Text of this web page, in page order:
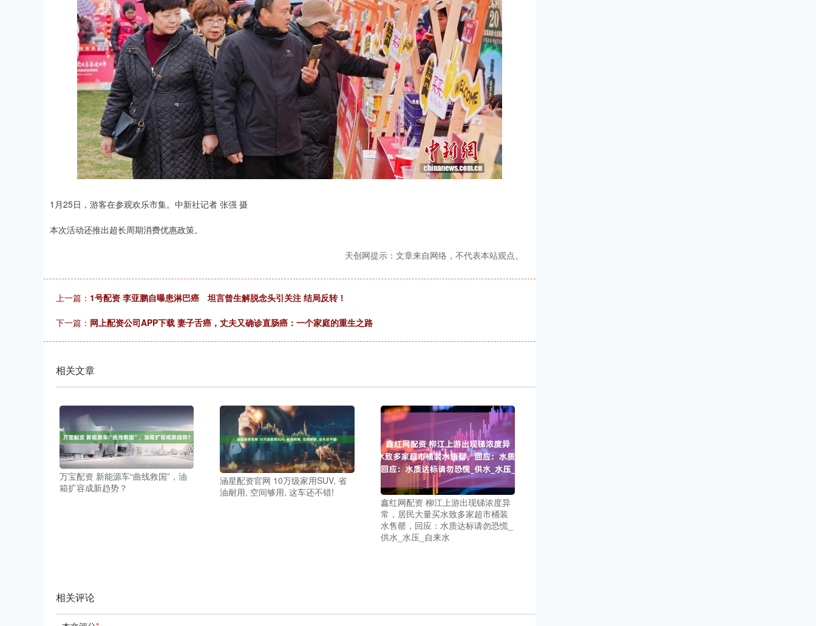
1月25日，游客在参观欢乐市集。中新社记者 张强 摄
本次活动还推出超长周期消费优惠政策。
天创网提示：文章来自网络，不代表本站观点。
上一篇： 1号配资 李亚鹏自曝患淋巴癌 坦言曾生解脱念头引关注 结局反转！
下一篇： 网上配资公司APP下载 妻子舌癌，丈夫又确诊直肠癌：一个家庭的重生之路
相关文章
万宝配资 新能源车“曲线救国”，油
箱扩容成新趋势？
涵星配资官网 10万级家用SUV, 省
油耐用, 空间够用, 这车还不错!
鑫红网配资 柳江上游出现锑浓度异
常，居民大量买水致多家超市桶装
水售罄，回应：水质达标请勿恐慌_
供水_水压_自来水
相关评论